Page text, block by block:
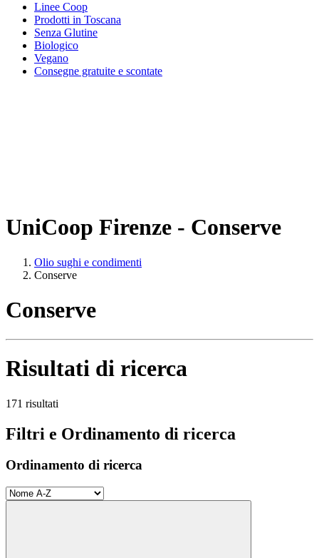
Linee Coop
Prodotti in Toscana
Senza Glutine
Biologico
Vegano
Consegne gratuite e scontate
UniCoop Firenze - Conserve
Olio sughi e condimenti
Conserve
Conserve
Risultati di ricerca
171 risultati
Filtri e Ordinamento di ricerca
Ordinamento di ricerca